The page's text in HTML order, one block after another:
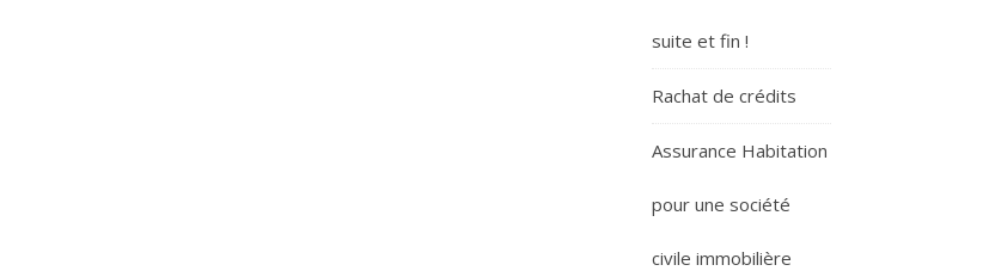
suite et fin !
Rachat de crédits
Assurance Habitation
pour une société
civile immobilière